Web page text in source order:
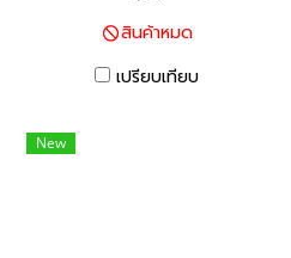
16K steps, Built-in RS-232
and RS-485 Ports ซีรีส์ DVP-
สินค้าหมด
เปรียบเทียบ
New